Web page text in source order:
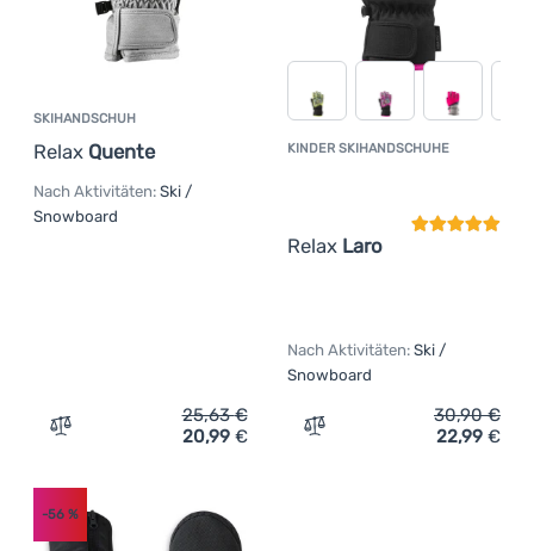
SKIHANDSCHUH
Relax Quente
Nach Aktivitäten: Ski /
Snowboard
Zum Vergleich 'Skihandschuh Relax Quente' hinzufügen
25,63€
20,99 €
KINDER SKIHANDSCHUHE
Relax Laro
Nach Aktivitäten: Ski /
Snowboard
Zum Vergleich 'Kinder
30,90€
22,99 €
-56 %